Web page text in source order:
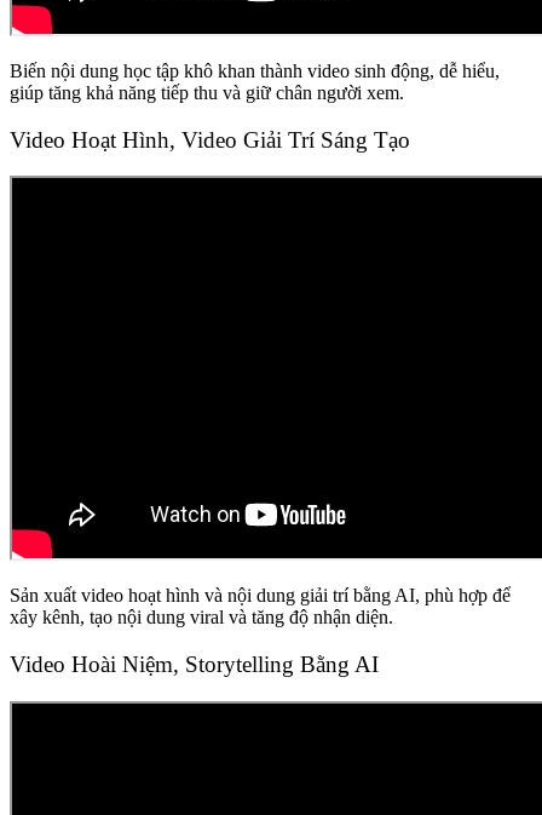
Biến nội dung học tập khô khan thành video sinh động, dễ hiểu,
giúp tăng khả năng tiếp thu và giữ chân người xem.
Video Hoạt Hình, Video Giải Trí Sáng Tạo
Sản xuất video hoạt hình và nội dung giải trí bằng AI, phù hợp để
xây kênh, tạo nội dung viral và tăng độ nhận diện.
Video Hoài Niệm, Storytelling Bằng AI